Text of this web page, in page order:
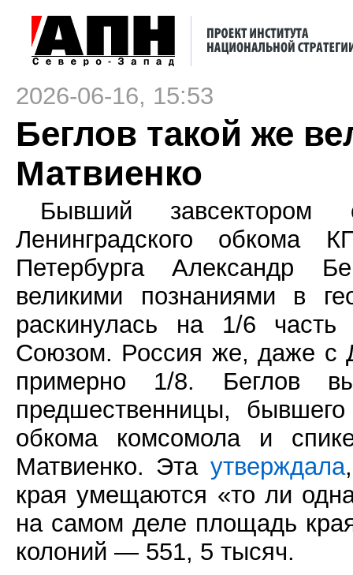
2026-06-16, 15:53
Беглов такой же
Матвиенко
Бывший завсектором
Ленинградского обкома
Петербурга Александр
великими познаниями в
раскинулась на 1/6
Союзом. Россия же, даже с
примерно 1/8. Беглов
предшественницы, бывшего
обкома комсомола и
Матвиенко. Эта утверждала
края умещаются «то ли
на самом деле площадь
колоний — 551, 5 тысяч.